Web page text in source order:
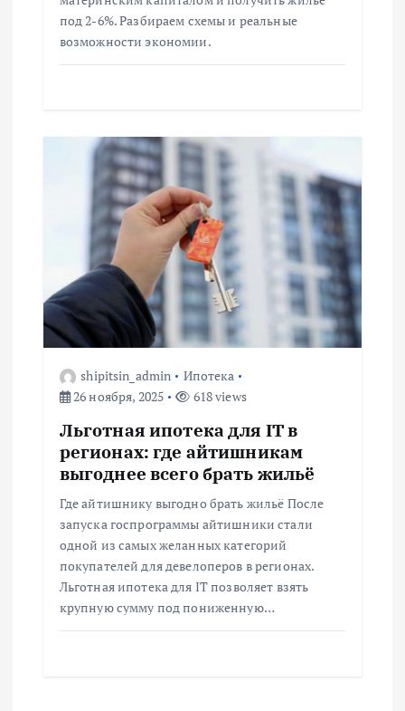
под 2-6%. Разбираем схемы и реальные
возможности экономии.
shipitsin_admin
Ипотека
26 ноября, 2025
618 views
Льготная ипотека для IT в
регионах: где айтишникам
выгоднее всего брать жильё
Где айтишнику выгодно брать жильё После
запуска госпрограммы айтишники стали
одной из самых желанных категорий
покупателей для девелоперов в регионах.
Льготная ипотека для IT позволяет взять
крупную сумму под пониженную…